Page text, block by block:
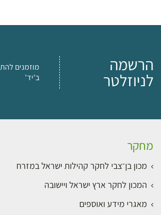
הרשמה
לניוזלטר
מוזמנים
ב'יד'
מחקר
מכון בן־צבי לחקר קהילות ישראל במזרח
המכון לחקר ארץ ישראל ויישובה
מאגרי מידע ואוספים